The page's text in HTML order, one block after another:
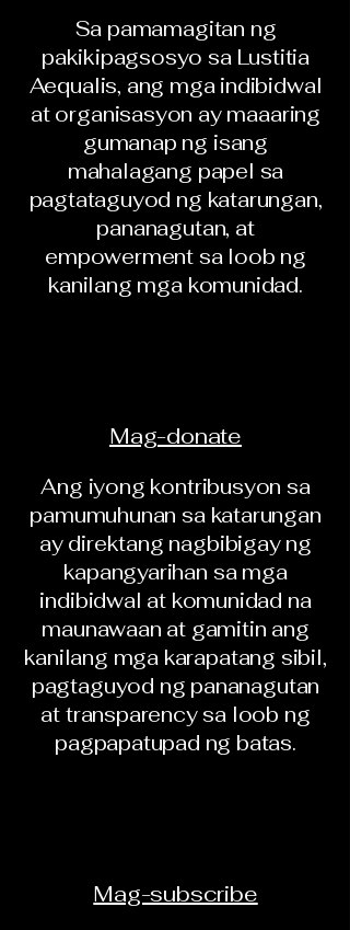
Sa pamamagitan ng
pakikipagsosyo sa Lustitia
Aequalis, ang mga indibidwal
at organisasyon ay maaaring
gumanap ng isang
mahalagang papel sa
pagtataguyod ng katarungan,
pananagutan, at
empowerment sa loob ng
kanilang mga komunidad.
Mag-donate
Ang iyong kontribusyon sa
pamumuhunan sa katarungan
ay direktang nagbibigay ng
kapangyarihan sa mga
indibidwal at komunidad na
maunawaan at gamitin ang
kanilang mga karapatang sibil,
pagtaguyod ng pananagutan
at transparency sa loob ng
pagpapatupad ng batas.
Mag-subscribe